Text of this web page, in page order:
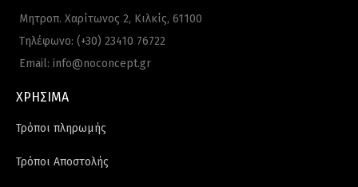
Μητροπ. Χαρίτωνος 2, Κιλκίς, 61100
Τηλέφωνο: (+30) 23410 76722
Email: info@noconcept.gr
ΧΡΗΣΙΜΑ
Τρόποι πληρωμής
Τρόποι Αποστολής